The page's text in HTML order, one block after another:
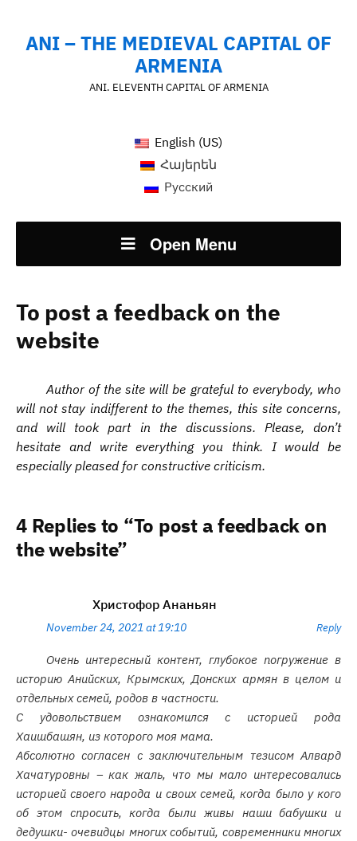
ANI – THE MEDIEVAL CAPITAL OF
ARMENIA
ANI. ELEVENTH CAPITAL OF ARMENIA
English (US)
Հայերեն
Русский
Open Menu
To post a feedback on the
website
Author of the site will be grateful to everybody, who
will not stay indifferent to the themes, this site concerns,
and will took part in the discussions. Please, don’t
hesitate and write everything you think. I would be
especially pleased for constructive criticism.
4 Replies to “To post a feedback on
the website”
Христофор Ананьян
November 24, 2021 at 19:10 Reply
Очень интересный контент, глубокое погружение в
историю Анийских, Крымских, Донских армян в целом и
отдельных семей, родов в частности.
С удовольствием ознакомился с историей рода
Хаишбашян, из которого моя мама.
Абсолютно согласен с заключительным тезисом Алвард
Хачатуровны – как жаль, что мы мало интересовались
историей своего народа и своих семей, когда было у кого
об этом спросить, когда были живы наши бабушки и
дедушки- очевидцы многих событий, современники многих